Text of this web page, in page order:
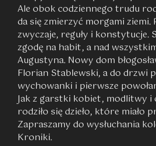
Ale obok codziennego trudu
da się zmierzyć morgami ziemi.
zwyczaje, reguły i
zgodę na habit, a nad
Augustyna. Nowy dom
Florian Stablewski, a do drzwi
wychowanki i pierwsze
Jak z garstki kobiet, modlitwy i
rodziło się dzieło, które miało
Zapraszamy do wysłuchania
Kroniki.